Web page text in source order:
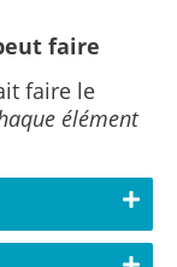
faire
faire le
élément